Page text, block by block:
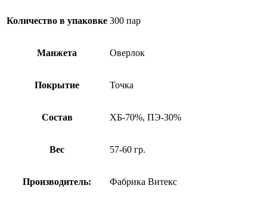
Количество в упаковке 300 пар
Манжета Оверлок
Покрытие Точка
Состав ХБ-70%, ПЭ-30%
Вес 57-60 гр.
Производитель: Фабрика Витекс